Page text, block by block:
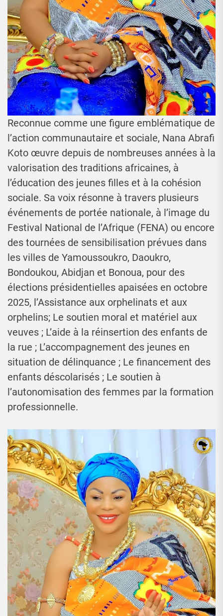
Reconnue comme une figure emblématique de
l’action communautaire et sociale, Nana Abrafi
Koto œuvre depuis de nombreuses années à la
valorisation des traditions africaines, à
l’éducation des jeunes filles et à la cohésion
sociale. Sa voix résonne à travers plusieurs
événements de portée nationale, à l’image du
Festival National de l’Afrique (FENA) ou encore
des tournées de sensibilisation prévues dans
les villes de Yamoussoukro, Daoukro,
Bondoukou, Abidjan et Bonoua, pour des
élections présidentielles apaisées en octobre
2025, l’Assistance aux orphelinats et aux
orphelins; Le soutien moral et matériel aux
veuves ; L’aide à la réinsertion des enfants de
la rue ; L’accompagnement des jeunes en
situation de délinquance ; Le financement des
enfants déscolarisés ; Le soutien à
l’autonomisation des femmes par la formation
professionnelle.